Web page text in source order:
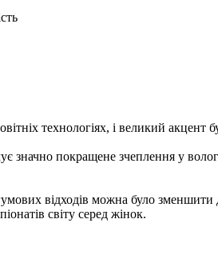
технологіях, і великий акцент
значно покращене зчеплення у
відходів можна було зменшити
світу серед жінок.